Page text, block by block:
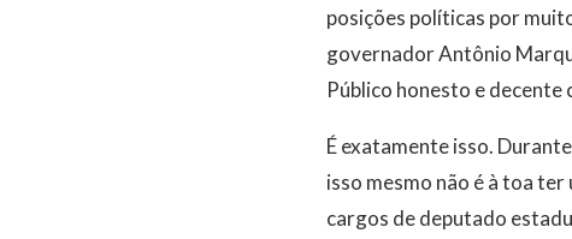
posições políticas por
governador Antônio
Público honesto e decente
É exatamente isso.
isso mesmo não é à toa
cargos de deputado